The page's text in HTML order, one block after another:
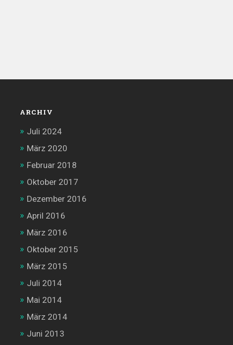
ARCHIV
Juli 2024
März 2020
Februar 2018
Oktober 2017
Dezember 2016
April 2016
März 2016
Oktober 2015
März 2015
Juli 2014
Mai 2014
März 2014
Juni 2013